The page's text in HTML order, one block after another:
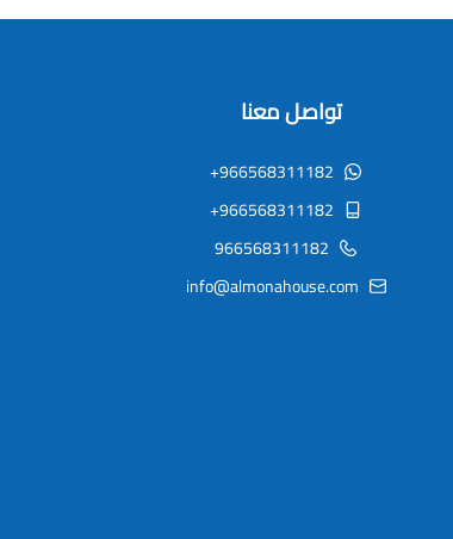
تواصل معنا
+966568311182
+966568311182
966568311182
info@almonahouse.com